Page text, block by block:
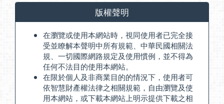
版權聲明
在瀏覽或使用本網站時，視同使用者已完全接
受並瞭解本聲明中所有規範、中華民國相關法
規、一切國際網路規定及使用慣例，並不得為
任何不法目的使用本網站。
在限於個人及非商業目的的情況下，使用者可
依智慧財產權法律之相關規範，自由瀏覽及使
用本網站，或下載本網站上明示提供下載之相